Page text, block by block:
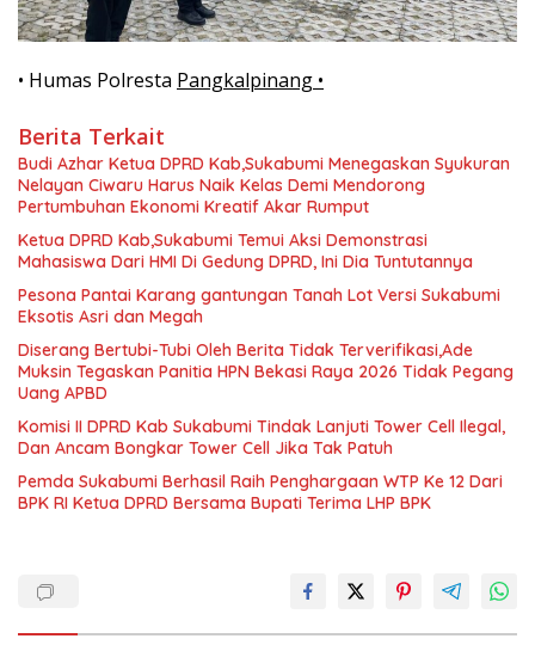
• Humas Polresta Pangkalpinang •
Berita Terkait
Budi Azhar Ketua DPRD Kab,Sukabumi Menegaskan Syukuran
Nelayan Ciwaru Harus Naik Kelas Demi Mendorong
Pertumbuhan Ekonomi Kreatif Akar Rumput
Ketua DPRD Kab,Sukabumi Temui Aksi Demonstrasi
Mahasiswa Dari HMI Di Gedung DPRD, Ini Dia Tuntutannya
Pesona Pantai Karang gantungan Tanah Lot Versi Sukabumi
Eksotis Asri dan Megah
Diserang Bertubi-Tubi Oleh Berita Tidak Terverifikasi,Ade
Muksin Tegaskan Panitia HPN Bekasi Raya 2026 Tidak Pegang
Uang APBD
Komisi II DPRD Kab Sukabumi Tindak Lanjuti Tower Cell Ilegal,
Dan Ancam Bongkar Tower Cell Jika Tak Patuh
Pemda Sukabumi Berhasil Raih Penghargaan WTP Ke 12 Dari
BPK RI Ketua DPRD Bersama Bupati Terima LHP BPK